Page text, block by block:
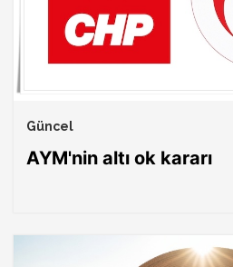
Güncel
AYM'nin altı ok kararı